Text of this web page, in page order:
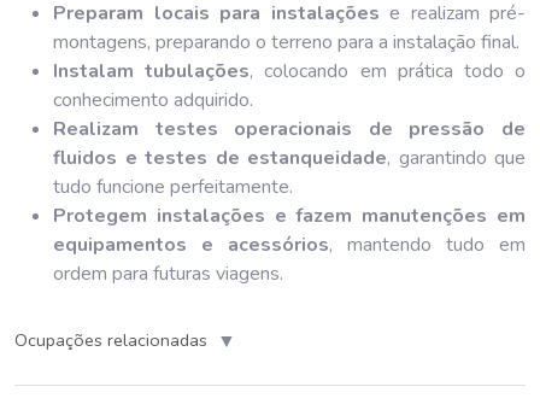
Preparam locais para instalações e realizam pré-
montagens, preparando o terreno para a instalação final.
Instalam tubulações, colocando em prática todo o
conhecimento adquirido.
Realizam testes operacionais de pressão de
fluidos e testes de estanqueidade, garantindo que
tudo funcione perfeitamente.
Protegem instalações e fazem manutenções em
equipamentos e acessórios, mantendo tudo em
ordem para futuras viagens.
Ocupações relacionadas ▼